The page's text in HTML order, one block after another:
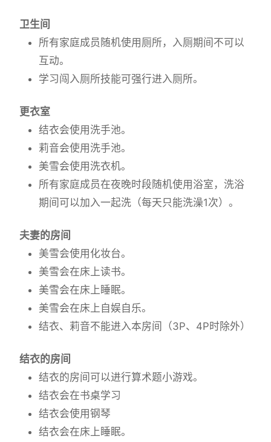
卫生间
所有家庭成员随机使用厕所，入厕期间不可以
互动。
学习闯入厕所技能可强行进入厕所。
更衣室
结衣会使用洗手池。
莉音会使用洗手池。
美雪会使用洗衣机。
所有家庭成员在夜晚时段随机使用浴室，洗浴
期间可以加入一起洗（每天只能洗澡1次）。
夫妻的房间
美雪会使用化妆台。
美雪会在床上读书。
美雪会在床上睡眠。
美雪会在床上自娱自乐。
结衣、莉音不能进入本房间（3P、4P时除外）
结衣的房间
结衣的房间可以进行算术题小游戏。
结衣会在书桌学习
结衣会使用钢琴
结衣会在床上睡眠。